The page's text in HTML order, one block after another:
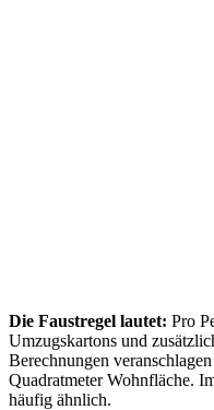
Die Faustregel lautet: Pro
Umzugskartons und
Berechnungen
Quadratmeter Wohnfläche.
häufig ähnlich.